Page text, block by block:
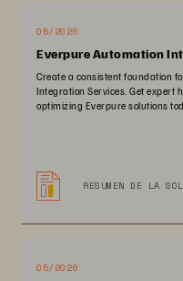
05/2026
Everpure Automation
Create a consistent foundation
Integration Services. Get expert
optimizing Everpure solutions
RESUMEN DE LA
05/2026